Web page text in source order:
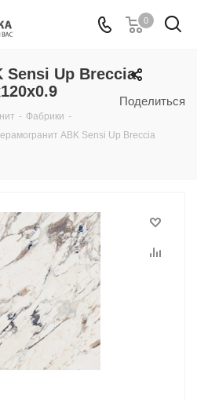
0
Поделиться
Sensi Up Breccia
- Фабрики -
ABK Sensi Up Breccia